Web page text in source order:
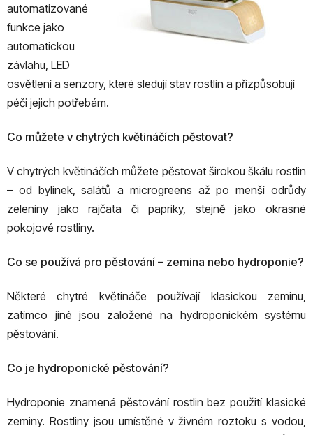
automatizované
funkce jako
automatickou
závlahu, LED
osvětlení a senzory, které sledují stav rostlin a přizpůsobují
péči jejich potřebám.
Co můžete v chytrých květináčích pěstovat?
V chytrých květináčích můžete pěstovat širokou škálu rostlin
– od bylinek, salátů a microgreens až po menší odrůdy
zeleniny jako rajčata či papriky, stejně jako okrasné
pokojové rostliny.
Co se používá pro pěstování – zemina nebo hydroponie?
Některé chytré květináče používají klasickou zeminu,
zatímco jiné jsou založené na hydroponickém systému
pěstování.
Co je hydroponické pěstování?
Hydroponie znamená pěstování rostlin bez použití klasické
zeminy. Rostliny jsou umístěné v živném roztoku s vodou,